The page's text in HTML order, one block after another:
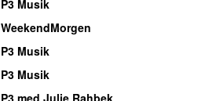
P3 Musik
WeekendMorgen
P3 Musik
P3 Musik
P3 med Julie Rahbek